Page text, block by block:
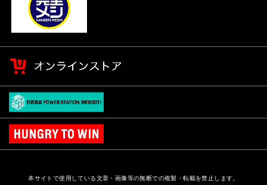
本サイトで使用している文章・画像等の無断での複製・転載を禁止します。